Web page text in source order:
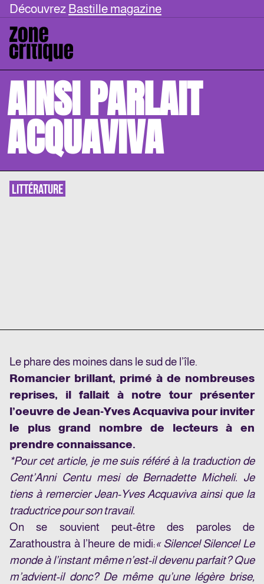
Découvrez Bastille magazine
AINSI PARLAIT
ACQUAVIVA
LITTÉRATURE
Le phare des moines dans le sud de l’île.
Romancier brillant, primé à de nombreuses
reprises, il fallait à notre tour présenter
l’oeuvre de Jean-Yves Acquaviva pour inviter
le plus grand nombre de lecteurs à en
prendre connaissance.
*Pour cet article, je me suis référé à la traduction de
Cent’Anni Centu mesi de Bernadette Micheli. Je
tiens à remercier Jean-Yves Acquaviva ainsi que la
traductrice pour son travail.
On se souvient peut-être des paroles de
Zarathoustra à l’heure de midi:« Silence! Silence! Le
monde à l’instant même n’est-il devenu parfait? Que
m’advient-il donc? De même qu’une légère brise,